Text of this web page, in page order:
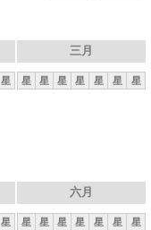
星
三月
星 星 星 星 星 星 星
星
六月
星 星 星 星 星 星 星